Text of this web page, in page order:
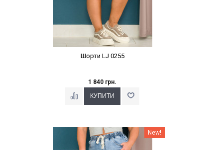
Шорти LJ 0255
1 840 грн.
Наклейки Варіант з % New!